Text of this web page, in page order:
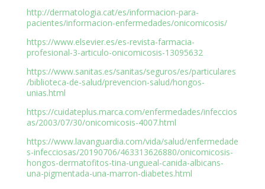
http://dermatologia.cat/es/informacion-para-
pacientes/informacion-enfermedades/onicomicosis/
https://www.elsevier.es/es-revista-farmacia-
profesional-3-articulo-onicomicosis-13095632
https://www.sanitas.es/sanitas/seguros/es/particulares
/biblioteca-de-salud/prevencion-salud/hongos-
unias.html
https://cuidateplus.marca.com/enfermedades/infeccios
as/2003/07/30/onicomicosis-4007.html
https://www.lavanguardia.com/vida/salud/enfermedade
s-infecciosas/20190706/463313626880/onicomicosis-
hongos-dermatofitos-tina-ungueal-canida-albicans-
una-pigmentada-una-marron-diabetes.html